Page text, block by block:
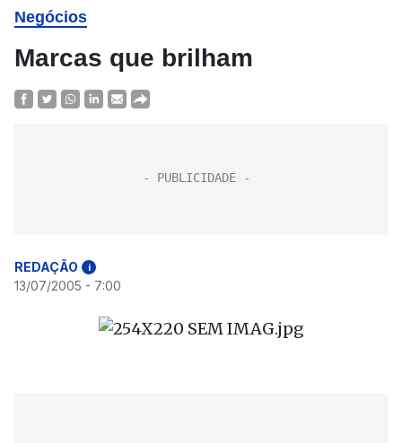
Negócios
Marcas que brilham
REDAÇÃO i
13/07/2005 - 7:00